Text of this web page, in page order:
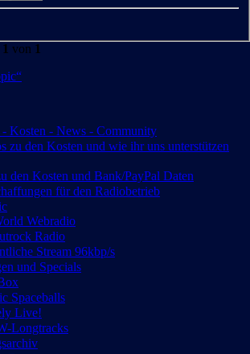
1 von 1
Kosten - News - Community
den Kosten und wie ihr uns unterstützen
den Kosten und Bank/PayPal Daten
für den Radiobetrieb
Webradio
Radio
Stream 96kbp/s
und Specials
Spaceballs
Live!
Longtracks